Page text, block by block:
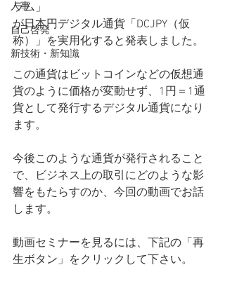
人事
自己啓発
新技術・新知識
ラム」
が日本円デジタル通貨「DCJPY（仮
称）」を実用化すると発表しました。
この通貨はビットコインなどの仮想通
貨のように価格が変動せず、1円＝1通
貨として発行するデジタル通貨になり
ます。
今後このような通貨が発行されること
で、ビジネス上の取引にどのような影
響をもたらすのか、今回の動画でお話
します。
動画セミナーを見るには、下記の「再
生ボタン」をクリックして下さい。